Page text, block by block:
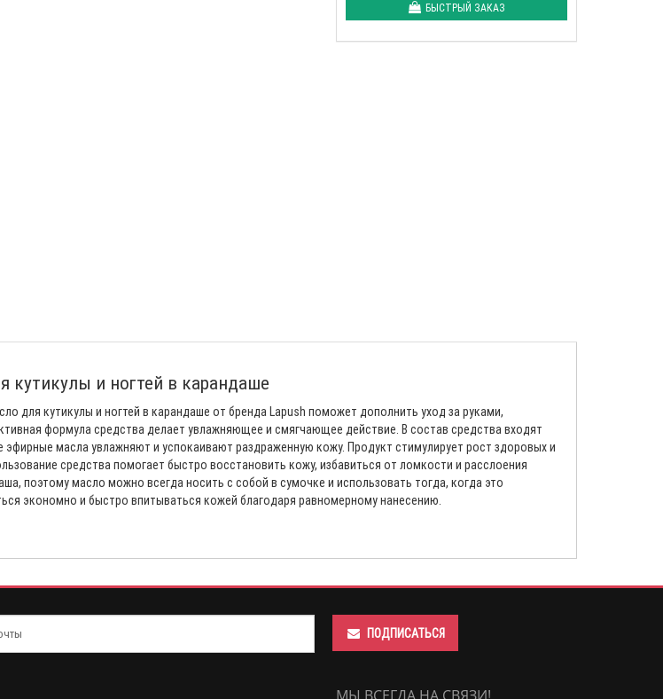
БЫСТРЫЙ ЗАКАЗ
кутикулы и ногтей в карандаше
для кутикулы и ногтей в карандаше от бренда Lapush поможет дополнить уход за руками,
формула средства делает увлажняющее и смягчающее действие. В состав средства входят
масла увлажняют и успокаивают раздраженную кожу. Продукт стимулирует рост здоровых и
средства помогает быстро восстановить кожу, избавиться от ломкости и расслоения
поэтому масло можно всегда носить с собой в сумочке и использовать тогда, когда это
экономно и быстро впитываться кожей благодаря равномерному нанесению.
ПОДПИСАТЬСЯ
МЫ ВСЕГДА НА СВЯЗИ!